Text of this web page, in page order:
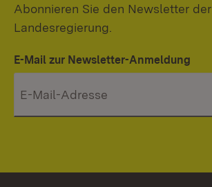
Abonnieren Sie den Newsletter der
Landesregierung.
E-Mail zur Newsletter-Anmeldung